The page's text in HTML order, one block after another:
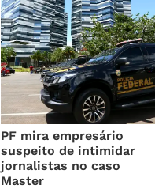
PF mira empresário
suspeito de intimidar
jornalistas no caso
Master